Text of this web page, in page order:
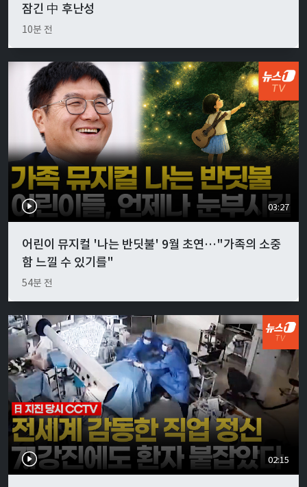
잠긴 中 후난성
10분 전
03:27
어린이 뮤지컬 '나는 반딧불' 9월 초연…"가족의 소중
함 느낄 수 있기를"
54분 전
02:15